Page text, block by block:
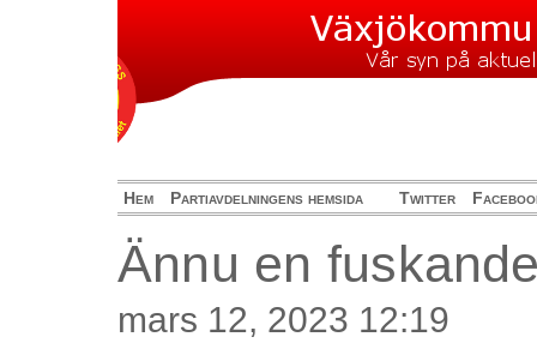
Hem Partiavdelningens hemsida Twitter
Ännu en
mars 12, 2023 12:19